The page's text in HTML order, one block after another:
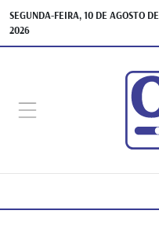
SEGUNDA-FEIRA, 10 DE AGOSTO DE
2026